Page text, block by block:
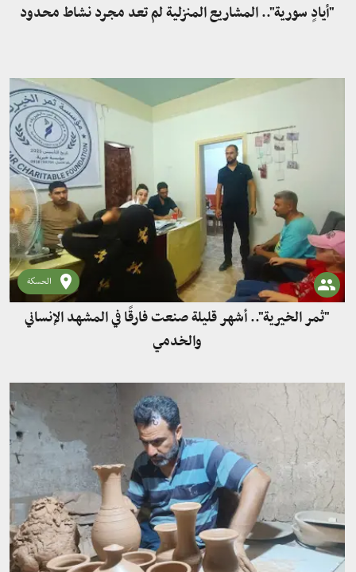
"أيادٍ سورية".. المشاريع المنزلية لم تعد مجرد نشاط محدود
الحسكة
"ثمر الخيرية".. أشهر قليلة صنعت فارقًا في المشهد الإنساني
والخدمي